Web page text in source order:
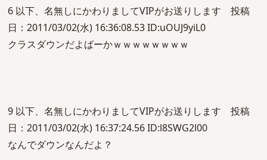
6 以下、名無しにかわりましてVIPがお送りします 投稿
日：2011/03/02(水) 16:36:08.53 ID:uOUJ9yiL0
クラスダウンだよばーかｗｗｗｗｗｗｗｗ
9 以下、名無しにかわりましてVIPがお送りします 投稿
日：2011/03/02(水) 16:37:24.56 ID:l8SWG2l00
なんでダウンなんだよ？